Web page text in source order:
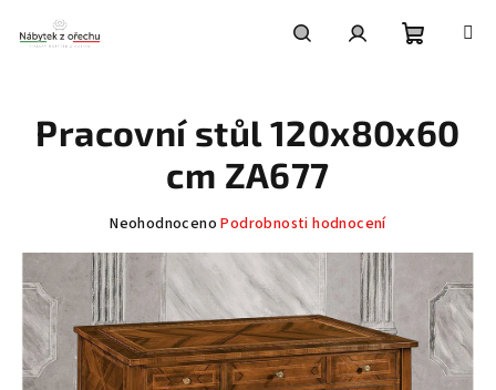
obsah
košík
Pracovní stůl 120x80x60
cm ZA677
Průměrné
produktu
je
0,0
z
5
hvězdiček.
Neohodnoceno Podrobnosti hodnocení